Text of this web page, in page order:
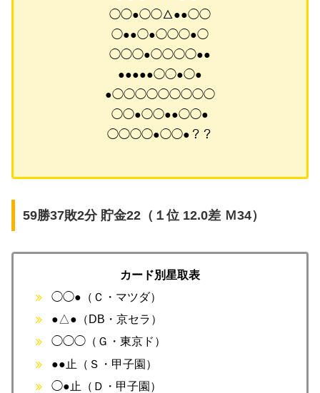
◯◯●◯◯△●●◯◯
◯●●◯●◯◯◯●◯
◯◯◯●◯◯◯◯●●
●●●●●◯◯●◯●
●◯◯◯◯◯◯◯◯◯
◯◯●◯◯●●◯◯●
◯◯◯◯●◯◯●？？
59勝37敗2分 貯金22（１位 12.0差 Ｍ34）
カード別星取表
◯◯●（Ｃ・マツダ）
●△●（DB・京セラ）
◯◯◯（Ｇ・東京ド）
●●止（Ｓ・甲子園）
◯●止（Ｄ・甲子園）